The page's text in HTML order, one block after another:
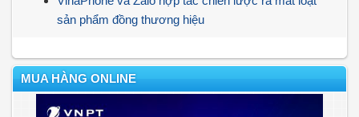
sản phẩm đồng thương hiệu
MUA HÀNG ONLINE